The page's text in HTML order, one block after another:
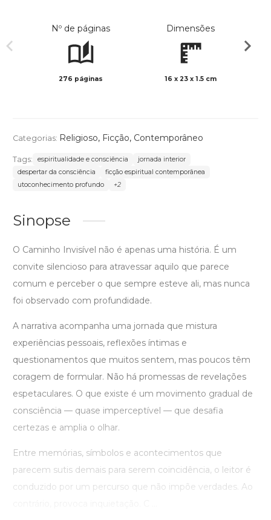
Nº de páginas
276 páginas
Dimensões
16 x 23 x 1.5 cm
Categorias: Religioso, Ficção, Contemporâneo
Tags: espiritualidade e consciência
jornada interior
despertar da consciência
ficção espiritual contemporânea
utoconhecimento profundo
+2
Sinopse
O Caminho Invisível não é apenas uma história. É um
convite silencioso para atravessar aquilo que parece
comum e perceber o que sempre esteve ali, mas nunca
foi observado com profundidade.
A narrativa acompanha uma jornada que mistura
experiências pessoais, reflexões íntimas e
questionamentos que muitos sentem, mas poucos têm
coragem de formular. Não há promessas de revelações
espetaculares. O que existe é um movimento gradual de
consciência — quase imperceptível — que desafia
certezas e amplia o olhar.
Entre memórias, símbolos e acontecimentos que
parecem sutis demais para serem coincidência, o leitor é
conduzido por um percurso que não impõe verdades. Ao